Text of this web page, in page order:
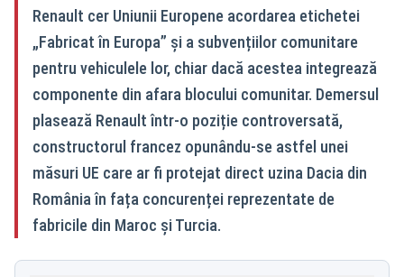
Renault cer Uniunii Europene acordarea etichetei
„Fabricat în Europa” și a subvențiilor comunitare
pentru vehiculele lor, chiar dacă acestea integrează
componente din afara blocului comunitar. Demersul
plasează Renault într-o poziție controversată,
constructorul francez opunându-se astfel unei
măsuri UE care ar fi protejat direct uzina Dacia din
România în fața concurenței reprezentate de
fabricile din Maroc și Turcia.